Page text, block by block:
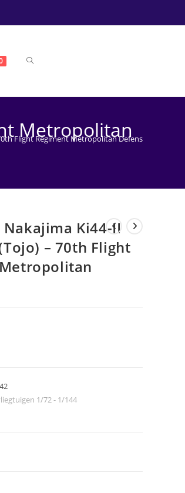
TOGGLE
Metropolitan
Flight Regiment Metropolitan Defense
Nakajima Ki44-II
– 70th Flight
1/72 - 1/144